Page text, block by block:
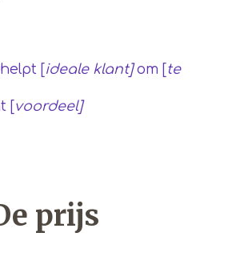
[ideale klant]om [te
[voordeel]
prijs